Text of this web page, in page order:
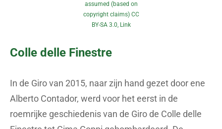
assumed (based on
copyright claims) CC
BY-SA 3.0, Link
Colle delle Finestre
In de Giro van 2015, naar zijn hand gezet door ene
Alberto Contador, werd voor het eerst in de
roemrijke geschiedenis van de Giro de Colle delle